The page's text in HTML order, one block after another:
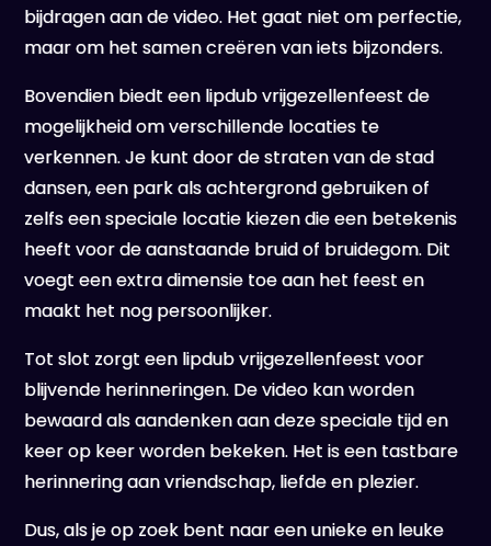
bijdragen aan de video. Het gaat niet om perfectie,
maar om het samen creëren van iets bijzonders.
Bovendien biedt een lipdub vrijgezellenfeest de
mogelijkheid om verschillende locaties te
verkennen. Je kunt door de straten van de stad
dansen, een park als achtergrond gebruiken of
zelfs een speciale locatie kiezen die een betekenis
heeft voor de aanstaande bruid of bruidegom. Dit
voegt een extra dimensie toe aan het feest en
maakt het nog persoonlijker.
Tot slot zorgt een lipdub vrijgezellenfeest voor
blijvende herinneringen. De video kan worden
bewaard als aandenken aan deze speciale tijd en
keer op keer worden bekeken. Het is een tastbare
herinnering aan vriendschap, liefde en plezier.
Dus, als je op zoek bent naar een unieke en leuke